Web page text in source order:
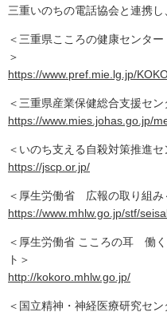
三重いのちの電話協会と連携し
＜三重県こころの健康センタ
＞
https://www.pref.mie.lg.jp/
＜三重県産業保健総合支援セ
https://www.mies.johas.go.jp/
＜いのち支える自殺対策推進
https://jscp.or.jp/
＜厚生労働省 広報の取り組
https://www.mhlw.go.jp/stf/
＜厚生労働省 こころの耳 働
ト＞
http://kokoro.mhlw.go.jp/
＜国立精神・神経医療研究セ